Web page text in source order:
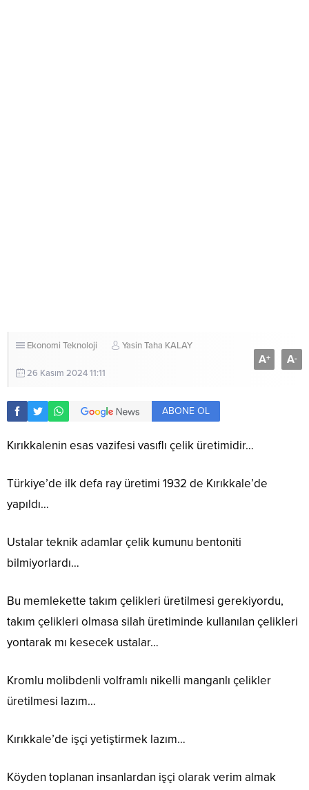
Ekonomi Teknoloji Yasin Taha KALAY
26 Kasım 2024 11:11
A+ A-
ABONE OL
Kırıkkalenin esas vazifesi vasıflı çelik üretimidir…
Türkiye’de ilk defa ray üretimi 1932 de Kırıkkale’de
yapıldı…
Ustalar teknik adamlar çelik kumunu bentoniti
bilmiyorlardı…
Bu memlekette takım çelikleri üretilmesi gerekiyordu,
takım çelikleri olmasa silah üretiminde kullanılan çelikleri
yontarak mı kesecek ustalar…
Kromlu molibdenli volframlı nikelli manganlı çelikler
üretilmesi lazım…
Kırıkkale’de işçi yetiştirmek lazım…
Köyden toplanan insanlardan işçi olarak verim almak